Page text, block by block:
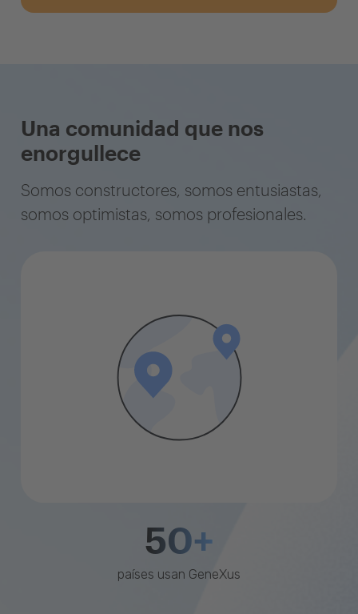
Una comunidad que nos
enorgullece
Somos constructores, somos entusiastas,
somos optimistas, somos profesionales.
50+
países usan GeneXus